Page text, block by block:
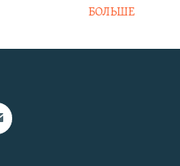
БОЛЬШЕ